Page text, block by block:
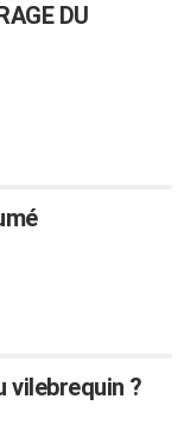
DU
vilebrequin ?